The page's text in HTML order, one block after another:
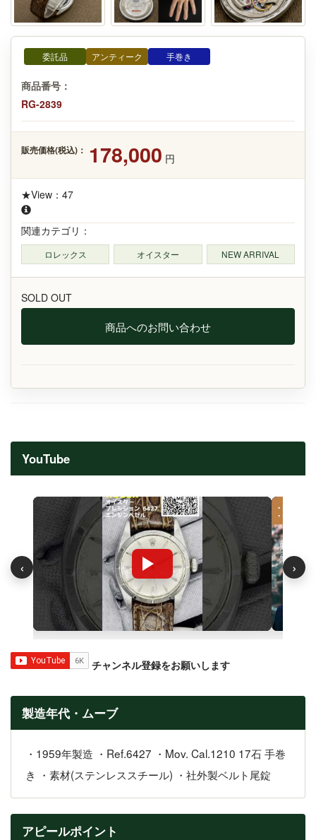
委託品 アンティーク 手巻き
商品番号：
RG-2839
販売価格(税込)： 178,000 円
★View：47
関連カテゴリ：
ロレックス オイスター NEW ARRIVAL
SOLD OUT
商品へのお問い合わせ
YouTube
‹ ›
チャンネル登録をお願いします
製造年代・ムーブ
・1959年製造 ・Ref.6427 ・Mov. Cal.1210 17石 手巻
き ・素材(ステンレススチール) ・社外製ベルト尾錠
アピールポイント